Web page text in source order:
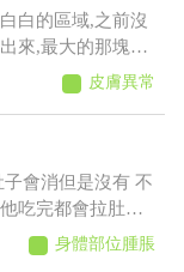
白的區域,之前沒
來,最大的那塊有
膿或明顯紅腫。
,也沒有一直抓臉
皮膚異常
會消但是沒有 不
吃完都會拉肚子
前飼料都吃很快
而人在吃的他都
身體部位腫脹